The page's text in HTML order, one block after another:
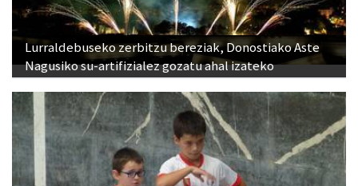
Lurraldebuseko zerbitzu bereziak, Donostiako Aste
Nagusiko su-artifizialez gozatu ahal izateko